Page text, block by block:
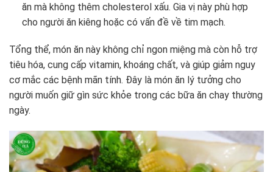
ăn mà không thêm cholesterol xấu. Gia vị này phù hợp
cho người ăn kiêng hoặc có vấn đề về tim mạch.
Tổng thể, món ăn này không chỉ ngon miệng mà còn hỗ trợ
tiêu hóa, cung cấp vitamin, khoáng chất, và giúp giảm nguy
cơ mắc các bệnh mãn tính. Đây là món ăn lý tưởng cho
người muốn giữ gìn sức khỏe trong các bữa ăn chay thường
ngày.